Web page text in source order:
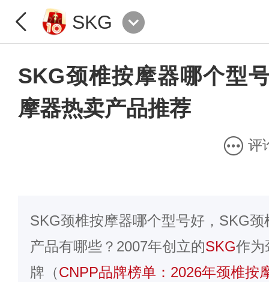
SKG
SKG颈椎按摩器哪个型
摩器热卖产品推荐
评
SKG颈椎按摩器哪个型号好，SKG
产品有哪些？2007年创立的SKG作为
牌（CNPP品牌榜单：2026年颈椎按